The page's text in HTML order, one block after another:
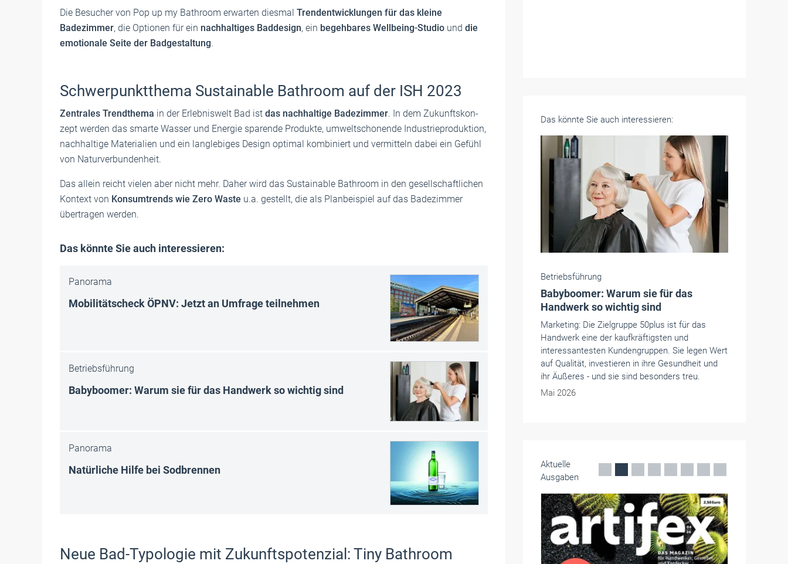
Die Besucher von Pop up my Bathroom erwarten diesmal Trendentwicklungen für das kleine
Badezimmer, die Optionen für ein nachhaltiges Baddesign, ein begehbares Wellbeing-Studio und die
emotionale Seite der Badgestaltung.
Schwerpunktthema Sustainable Bathroom auf der ISH 2023
Zentrales Trendthema in der Erlebniswelt Bad ist das nachhaltige Badezimmer. In dem Zukunfts­kon­
zept werden das smarte Was­ser und Ener­gie spa­rende Pro­dukte, umwelt­scho­nende Indus­trie­pro­duk­tion,
nach­hal­tige Mate­ria­lien und ein lang­le­bi­ges Design opti­mal kom­bi­niert und vermitteln dabei ein Gefühl
von Natur­ver­bun­den­heit.
Das allein reicht vielen aber nicht mehr. Daher wird das Sustainable Bathroom in den gesellschaftlichen
Kontext von Konsumtrends wie Zero Waste u.a. gestellt, die als Planbeispiel auf das Badezimmer
übertragen werden.
Das könnte Sie auch interessieren:
Panorama
Mobilitätscheck ÖPNV: Jetzt an Umfrage teilnehmen
Betriebsführung
Babyboomer: Warum sie für das Handwerk so wichtig sind
Panorama
Natürliche Hilfe bei Sodbrennen
Neue Bad-Typologie mit Zukunftspotenzial: Tiny Bathroom
Das könnte Sie auch interessieren:
Betriebsführung
Babyboomer: Warum sie für das
Handwerk so wichtig sind
Marketing: Die Zielgruppe 50plus ist für das
Handwerk eine der kaufkräftigsten und
interessantesten Kundengruppen. Sie legen Wert
auf Qualität, investieren in ihre Gesundheit und
ihr Äußeres - und sie sind besonders treu.
Mai 2026
Aktuelle
Ausgaben